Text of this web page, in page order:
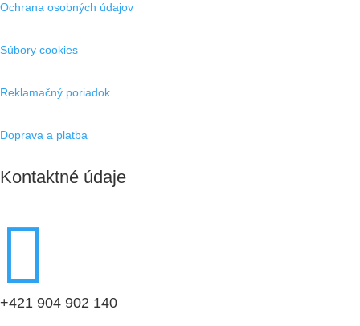
Ochrana osobných údajov
Súbory cookies
Reklamačný poriadok
Doprava a platba
Kontaktné údaje

+421 904 902 140